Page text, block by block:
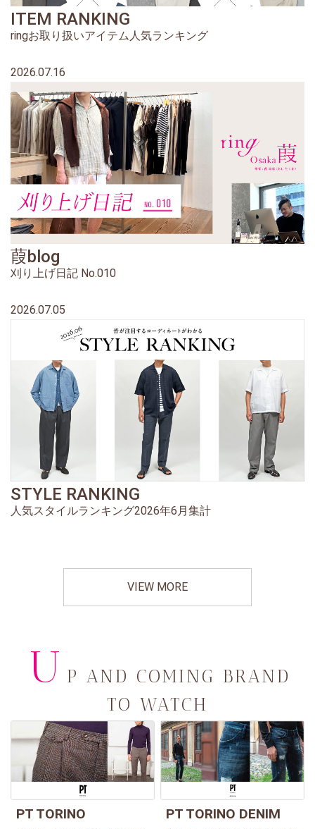
ITEM RANKING
ringお取り扱いアイテム人気ランキング
2026.07.16
葭blog
刈り上げ日記 No.010
2026.07.05
STYLE RANKING
人気スタイルランキング2026年6月集計
VIEW MORE
U P AND COMING BRAND
TO WATCH
PT TORINO PT TORINO DENIM